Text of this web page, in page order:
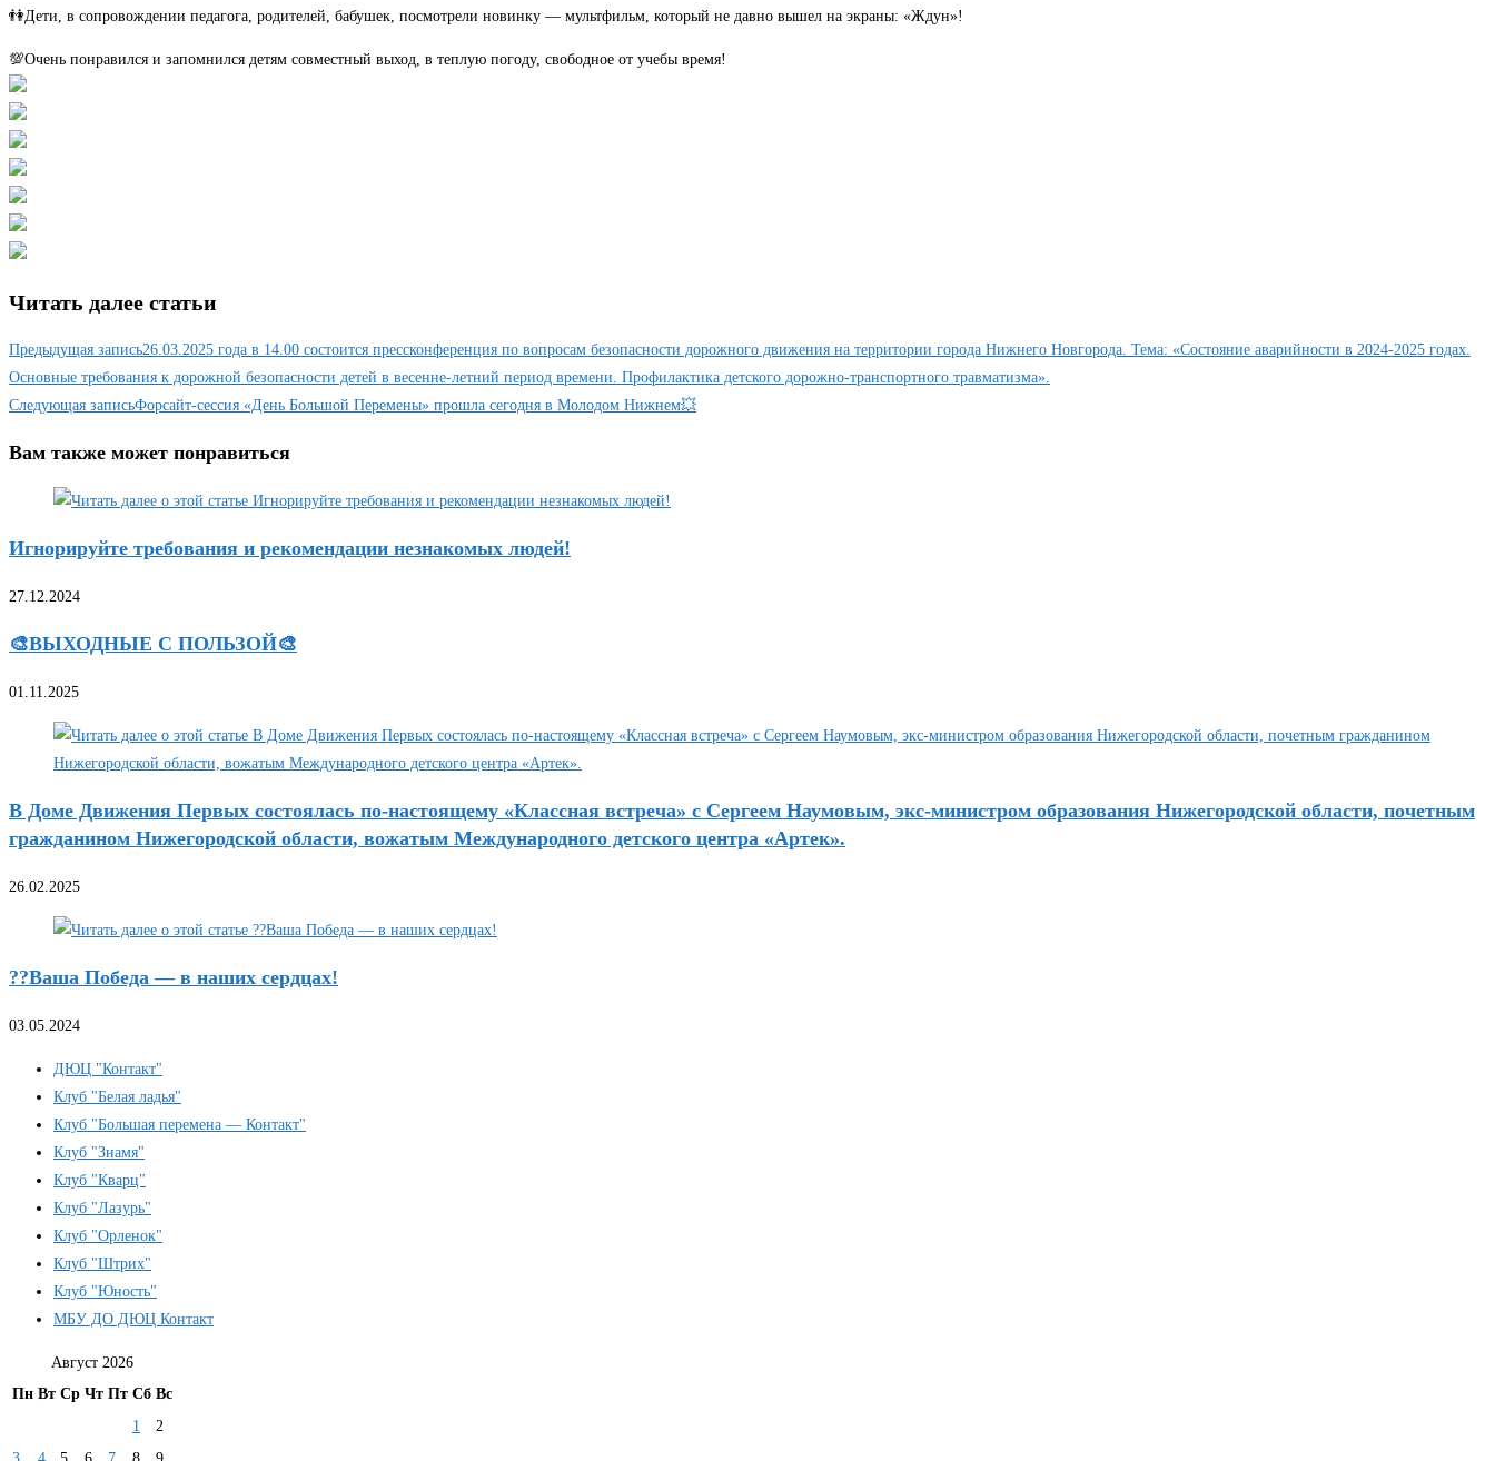
👫Дети, в сопровождении педагога, родителей, бабушек, посмотрели новинку — мультфильм, который не давно вышел на экраны: «Ждун»!
💯Очень понравился и запомнился детям совместный выход, в теплую погоду, свободное от учебы время!
Читать далее статьи
Предыдущая запись26.03.2025 года в 14.00 состоится прессконференция по вопросам безопасности дорожного движения на территории города Нижнего Новгорода. Тема: «Состояние аварийности в 2024-2025 годах.
Основные требования к дорожной безопасности детей в весенне-летний период времени. Профилактика детского дорожно-транспортного травматизма».
Следующая записьФорсайт-сессия «День Большой Перемены» прошла сегодня в Молодом Нижнем💥
Вам также может понравиться
Игнорируйте требования и рекомендации незнакомых людей!
27.12.2024
🎨ВЫХОДНЫЕ С ПОЛЬЗОЙ🎨
01.11.2025
В Доме Движения Первых состоялась по-настоящему «Классная встреча» с Сергеем Наумовым, экс-министром образования Нижегородской области, почетным
гражданином Нижегородской области, вожатым Международного детского центра «Артек».
26.02.2025
??Ваша Победа — в наших сердцах!
03.05.2024
ДЮЦ "Контакт"
Клуб "Белая ладья"
Клуб "Большая перемена — Контакт"
Клуб "Знамя"
Клуб "Кварц"
Клуб "Лазурь"
Клуб "Орленок"
Клуб "Штрих"
Клуб "Юность"
МБУ ДО ДЮЦ Контакт
Август 2026
Пн Вт Ср Чт Пт Сб Вс
1
2